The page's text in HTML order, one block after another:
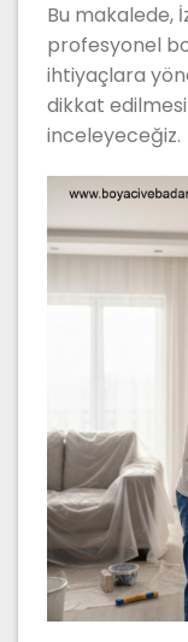
Bu makalede,
profesyonel
ihtiyaçlara
dikkat
inceleyeceğiz.